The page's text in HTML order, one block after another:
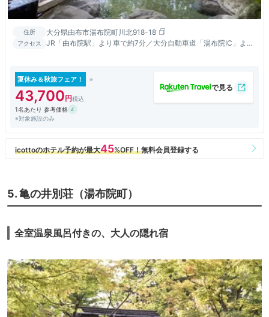
住所 大分県由布市湯布院町川北918-18
アクセス
JR「由布院駅」より車で約7分／大分自動車道「湯布院IC」より
夏休み＆秋旅フェア！
43,700
1名あたり 参考価格
※対象施設のみ
5. 亀の井別荘（湯布院町）
全室温泉風呂付きの、大人の隠れ宿